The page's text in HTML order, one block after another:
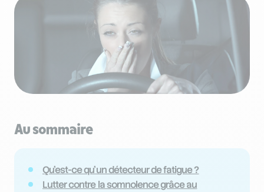
Au sommaire
Qu’est-ce qu’un détecteur de fatigue ?
Lutter contre la somnolence grâce au